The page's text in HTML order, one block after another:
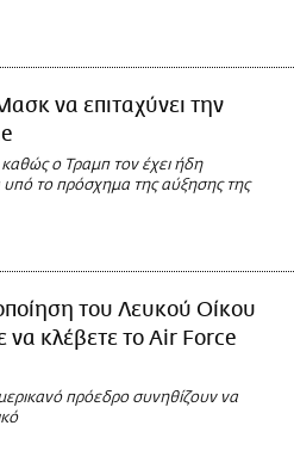
να επιταχύνει την
ο Τραμπ τον έχει ήδη
υπό το πρόσχημα της αύξησης της
του Λευκού Οίκου
κλέβετε το Air Force
πρόεδρο συνηθίζουν να